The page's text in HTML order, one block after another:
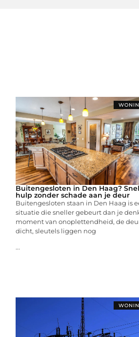
Buitengesloten in Den Haag?
hulp zonder schade aan je deur
Buitengesloten staan in Den Haag is
situatie die sneller gebeurt dan je
moment van onoplettendheid, de
dicht, sleutels liggen nog
...